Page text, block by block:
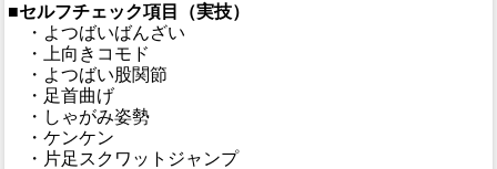
■セルフチェック項目（実技）
・よつばいばんざい
・上向きコモド
・よつばい股関節
・足首曲げ
・しゃがみ姿勢
・ケンケン
・片足スクワットジャンプ